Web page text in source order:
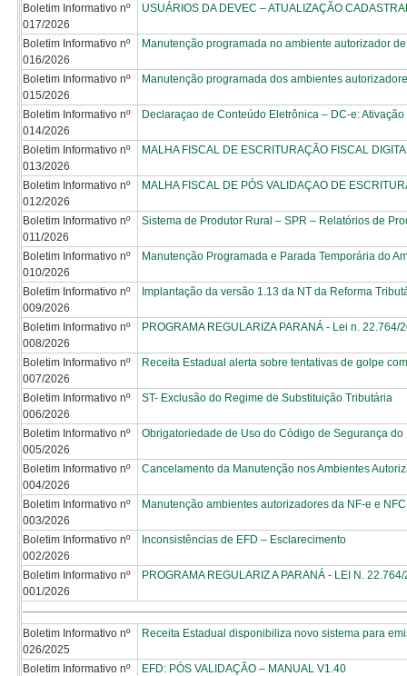
Boletim Informativo nº
017/2026
USUÁRIOS DA DEVEC – ATUALIZAÇÃO
Boletim Informativo nº
016/2026
Manutenção programada no ambiente autorizador
Boletim Informativo nº
015/2026
Manutenção programada dos ambientes
Boletim Informativo nº
014/2026
Declaraçao de Conteúdo Eletrônica – DC-e:
Boletim Informativo nº
013/2026
MALHA FISCAL DE ESCRITURAÇÃO FISCAL
Boletim Informativo nº
012/2026
MALHA FISCAL DE PÓS VALIDAÇAO DE
Boletim Informativo nº
011/2026
Sistema de Produtor Rural – SPR – Relatórios de
Boletim Informativo nº
010/2026
Manutenção Programada e Parada Temporária do
Boletim Informativo nº
009/2026
Implantação da versão 1.13 da NT da Reforma
Boletim Informativo nº
008/2026
PROGRAMA REGULARIZA PARANÁ - Lei n.
Boletim Informativo nº
007/2026
Receita Estadual alerta sobre tentativas de golpe
Boletim Informativo nº
006/2026
ST- Exclusão do Regime de Substituição Tributária
Boletim Informativo nº
005/2026
Obrigatoriedade de Uso do Código de Segurança
Boletim Informativo nº
004/2026
Cancelamento da Manutenção nos Ambientes
Boletim Informativo nº
003/2026
Manutenção ambientes autorizadores da NF-e e
Boletim Informativo nº
002/2026
Inconsistências de EFD – Esclarecimento
Boletim Informativo nº
001/2026
PROGRAMA REGULARIZ A PARANÁ - LEI N.
Boletim Informativo nº
026/2025
Receita Estadual disponibiliza novo sistema para
Boletim Informativo nº
EFD: PÓS VALIDAÇÃO – MANUAL V1.40